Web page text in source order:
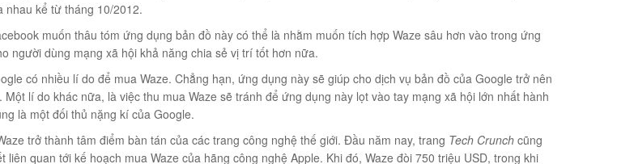
nhau kể từ tháng 10/2012.
muốn thâu tóm ứng dụng bản đồ này có thể là nhằm muốn tích hợp Waze sâu hơn vào trong ứng
người dùng mạng xã hội khả năng chia sẻ vị trí tốt hơn nữa.
có nhiều lí do để mua Waze. Chẳng hạn, ứng dụng này sẽ giúp cho dịch vụ bản đồ của Google trở nên
lí do khác nữa, là việc thu mua Waze sẽ tránh để ứng dụng này lọt vào tay mạng xã hội lớn nhất hành
là một đối thủ nặng kí của Google.
trở thành tâm điểm bàn tán của các trang công nghệ thế giới. Đầu năm nay, trang Tech Crunch cũng
liên quan tới kế hoạch mua Waze của hãng công nghệ Apple. Khi đó, Waze đòi 750 triệu USD, trong khi